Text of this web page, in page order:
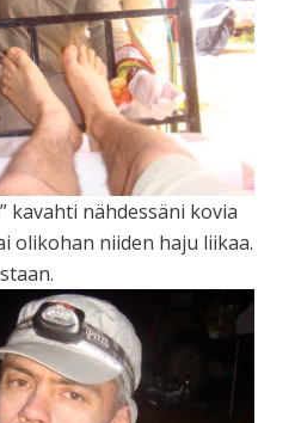
kavahti nähdessäni kovia
olikohan niiden haju liikaa.